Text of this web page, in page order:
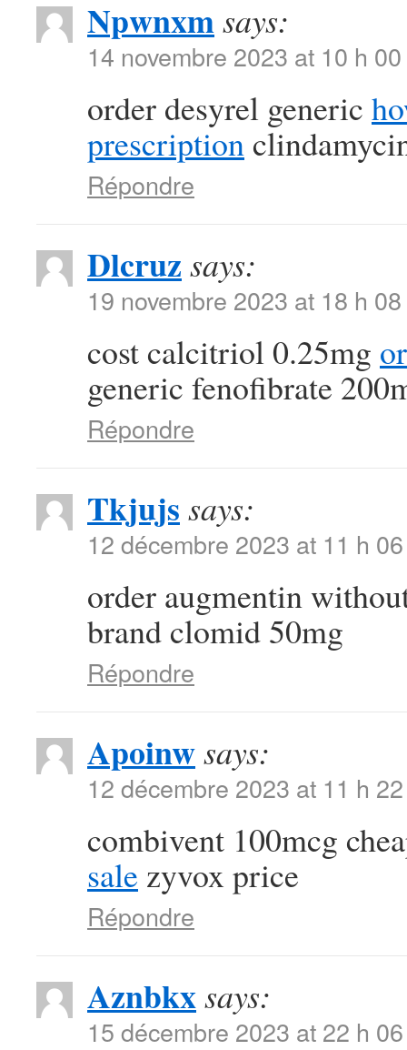
Npwnxmsays:
14 novembre 2023 at 10 h
order desyrel generic
prescription
Répondre
Dlcruz says:
19 novembre 2023 at 18 h
cost calcitriol 0.25mg
generic fenofibrate
Répondre
Tkjujs says:
12 décembre 2023 at 11 h
order augmentin
brand clomid 50mg
Répondre
Apoinwsays:
12 décembre 2023 at 11 h
combivent 100mcg
sale zyvox price
Répondre
Aznbkxsays:
15 décembre 2023 at 22 h